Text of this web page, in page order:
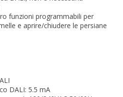
funzioni programmabili per
e aprire/chiudere le persiane
DALI: 5.5 mA